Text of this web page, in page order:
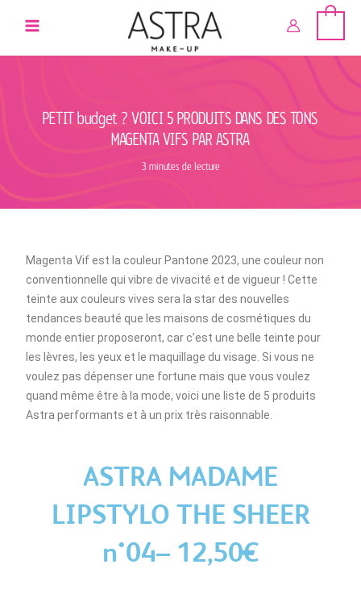
PETIT budget ? VOICI 5 PRODUITS DANS DES TONS
MAGENTA VIFS PAR ASTRA
3 minutes de lecture
Magenta Vif est la couleur Pantone 2023, une couleur non
conventionnelle qui vibre de vivacité et de vigueur ! Cette
teinte aux couleurs vives sera la star des nouvelles
tendances beauté que les maisons de cosmétiques du
monde entier proposeront, car c’est une belle teinte pour
les lèvres, les yeux et le maquillage du visage. Si vous ne
voulez pas dépenser une fortune mais que vous voulez
quand même être à la mode, voici une liste de 5 produits
Astra performants et à un prix très raisonnable.
ASTRA MADAME
LIPSTYLO THE SHEER
n°04– 12,50€